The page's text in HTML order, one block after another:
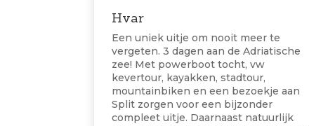
Hvar
Een uniek uitje om nooit meer te
vergeten. 3 dagen aan de Adriatische
zee! Met powerboot tocht, vw
kevertour, kayakken, stadtour,
mountainbiken en een bezoekje aan
Split zorgen voor een bijzonder
compleet uitje. Daarnaast natuurlijk